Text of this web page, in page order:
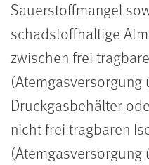
Sauerstoffmangel
schadstoffhaltige
zwischen frei
Druckgasbehälter
nicht frei tragbaren
(Atemgasversorgung